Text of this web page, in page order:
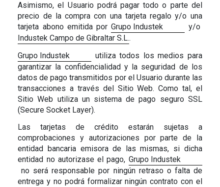
Asimismo, el Usuario podrá pagar todo o parte del
precio de la compra con una tarjeta regalo y/o una
tarjeta abono emitida porGrupo Industek
y/o
Industek Campo de Gibraltar S.L..
Grupo Industek
utiliza todos los medios para
garantizar la confidencialidad y la seguridad de los
datos de pago transmitidos por el Usuario durante las
transacciones a través del Sitio Web. Como tal, el
Sitio Web utiliza un sistema de pago seguro SSL
(Secure Socket Layer).
Las tarjetas de crédito estarán sujetas a
comprobaciones y autorizaciones por parte de la
entidad bancaria emisora de las mismas, si dicha
entidad no autorizase el pago, Grupo Industek
no será responsable por ningún retraso o falta de
entrega y no podrá formalizar ningún contrato con el